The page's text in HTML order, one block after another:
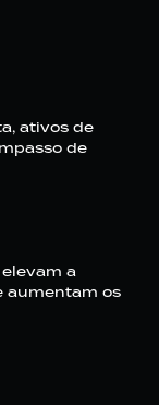
ativos de
de
a
aumentam os